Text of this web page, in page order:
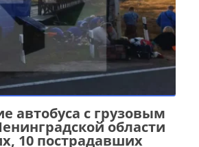
автобуса с грузовым
области
10 пострадавших